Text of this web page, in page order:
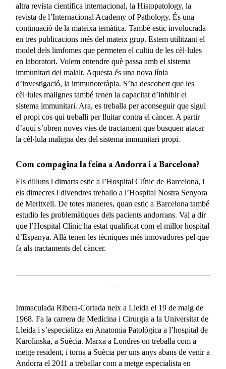
altra revista científica internacional, la Histopatology, la
revista de l’Internacional Academy of Pathology. És una
continuació de la mateixa temàtica. També estic involucrada
en tres publicacions més del mateix grup. Estem utilitzant el
model dels limfomes que permeten el cultiu de les cèl·lules
en laboratori. Volem entendre què passa amb el sistema
immunitari del malalt. Aquesta és una nova línia
d’investigació, la immunoteràpia. S’ha descobert que les
cèl·lules malignes també tenen la capacitat d’inhibir el
sistema immunitari. Ara, es treballa per aconseguir que sigui
el propi cos qui treballi per lluitar contra el càncer. A partir
d’aquí s’obren noves vies de tractament que busquen atacar
la cèl·lula maligna des del sistema immunitari propi.
Com compagina la feina a Andorra i a Barcelona?
Els dilluns i dimarts estic a l’Hospital Clínic de Barcelona, i
els dimecres i divendres treballo a l’Hospital Nostra Senyora
de Meritxell. De totes maneres, quan estic a Barcelona també
estudio les problemàtiques dels pacients andorrans. Val a dir
que l’Hospital Clínic ha estat qualificat com el millor hospital
d’Espanya. Allà tenen les tècniques més innovadores pel que
fa als tractaments del càncer.
Immaculada Ribera-Cortada neix a Lleida el 19 de maig de
1968. Fa la carrera de Medicina i Cirurgia a la Universitat de
Lleida i s’especialitza en Anatomia Patològica a l’hospital de
Karolinska, a Suècia. Marxa a Londres on treballa com a
metge resident, i torna a Suècia per uns anys abans de venir a
Andorra el 2011 a treballar com a metge especialista en